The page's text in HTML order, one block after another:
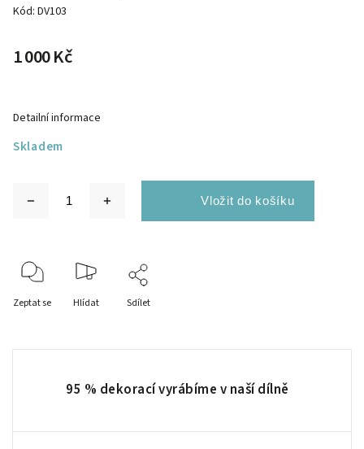
Kód: DV103
1 000 Kč
Skladem
Detailní informace
Zeptat se Hlídat Sdílet
95 % dekorací vyrábíme v naší dílně